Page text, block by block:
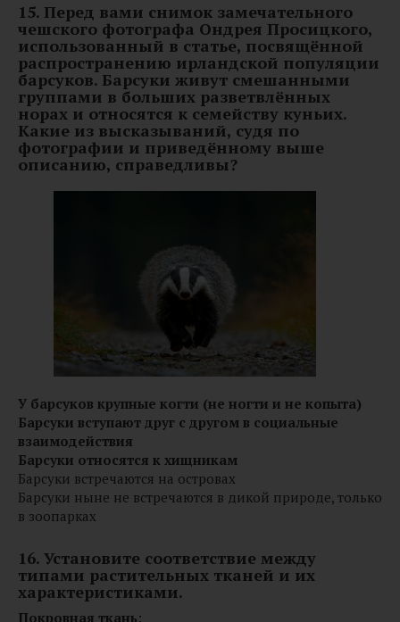
15. Перед вами снимок замечательного
чешского фотографа Ондрея Просицкого,
использованный в статье, посвящённой
распространению ирландской популяции
барсуков. Барсуки живут смешанными
группами в больших разветвлённых
норах и относятся к семейству куньих.
Какие из высказываний, судя по
фотографии и приведённому выше
описанию, справедливы?
У барсуков крупные когти (не ногти и не копыта)
Барсуки вступают друг с другом в социальные
взаимодействия
Барсуки относятся к хищникам
Барсуки встречаются на островах
Барсуки ныне не встречаются в дикой природе, только
в зоопарках
16. Установите соответствие между
типами растительных тканей и их
характеристиками.
Покровная ткань: